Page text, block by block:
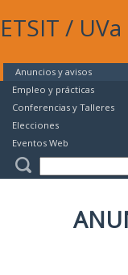
ETSIT / UVa
Anuncios y avisos
Empleo y prácticas
Conferencias y Talleres
Elecciones
Eventos Web